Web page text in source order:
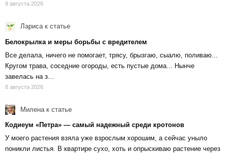
9 августа 2026
Ларисак статье
Белокрылка и меры борьбы с вредителем
Все делала, ничего не помогает, трясу, брызгаю, сыалю, поливаю...
Кругом трава, соседние огороды, есть пустые дома... Нынче
завелась на з...
8 августа 2026
Милена к статье
Кодиеум «Петра» — самый надежный среди кротонов
У моего растения взяла уже взрослым хорошим, а сейчас уныло
поникли листья. В квартире сухо, хоть и опрыскиваю растение через